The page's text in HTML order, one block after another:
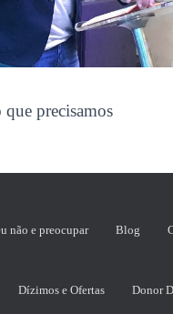
precisamos
não e preocupar Blog
Dízimos e Ofertas Donor